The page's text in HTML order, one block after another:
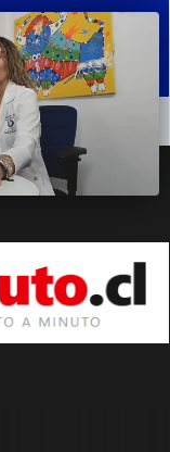
POLÍTICA